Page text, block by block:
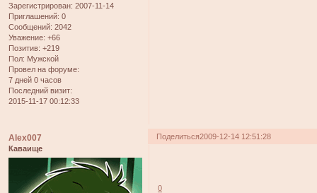
Зарегистрирован: 2007-11-14
Приглашений: 0
Сообщений: 2042
Уважение: +66
Позитив: +219
Пол: Мужской
Провел на форуме:
7 дней 0 часов
Последний визит:
2015-11-17 00:12:33
Поделиться2009-12-14 12:51:28
Alex007
Каваище
0